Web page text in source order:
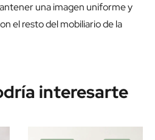
una imagen uniforme y
el resto del mobiliario de la
interesarte